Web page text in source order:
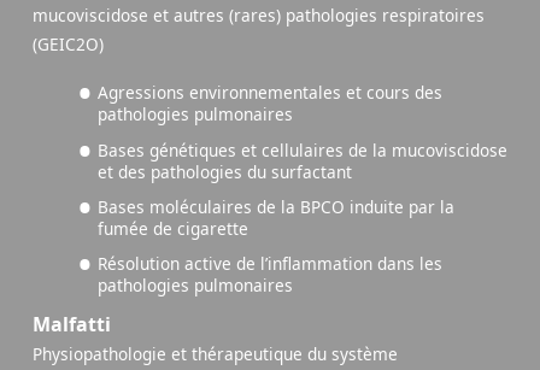
mucoviscidose et autres (rares) pathologies respiratoires
(GEIC2O)
Agressions environnementales et cours des
pathologies pulmonaires
Bases génétiques et cellulaires de la mucoviscidose
et des pathologies du surfactant
Bases moléculaires de la BPCO induite par la
fumée de cigarette
Résolution active de l’inflammation dans les
pathologies pulmonaires
Malfatti
Physiopathologie et thérapeutique du système